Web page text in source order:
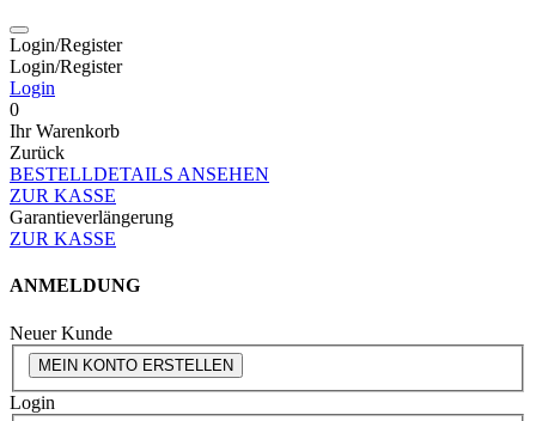
Login/Register
Login/Register
Login
0
Ihr Warenkorb
Zurück
BESTELLDETAILS ANSEHEN
ZUR KASSE
Garantieverlängerung
ZUR KASSE
ANMELDUNG
Neuer Kunde
MEIN KONTO ERSTELLEN
Login